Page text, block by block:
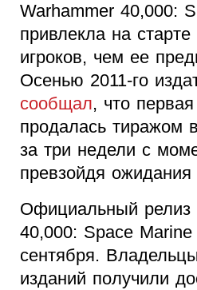
Warhammer 40,000:
привлекла на
игроков, чем ее
Осенью 2011-го
сообщал, что
продалась тиражом
за три недели с
превзойдя ожидания
Официальный релиз
40,000: Space
сентября.
изданий получили